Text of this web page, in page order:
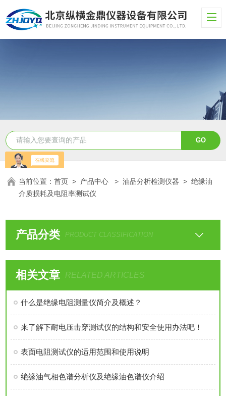
当前位置：首页 > 产品中心 >油品分析检测仪器 >绝缘油
介质损耗及电阻率测试仪
产品分类 PRODUCT CLASSIFICATION
相关文章 RELATED ARTICLES
什么是绝缘电阻测量仪简介及概述？
来了解下耐电压击穿测试仪的结构和安全使用办法吧！
表面电阻测试仪的适用范围和使用说明
绝缘油气相色谱分析仪及绝缘油色谱仪介绍